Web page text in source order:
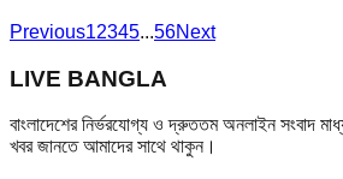
Previous12345...56Next
LIVE BANGLA
বাংলাদেশের নির্ভরযোগ্য ও দ্রুততম অনলাইন সংবাদ
খবর জানতে আমাদের সাথে থাকুন।